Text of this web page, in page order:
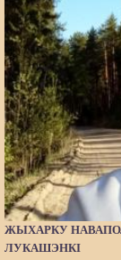
ЖЫХАРКУ
ЛУКАШЭНКІ